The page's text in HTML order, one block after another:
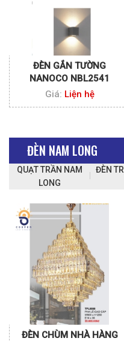
ĐÈN GẮN TƯỜNG
NANOCO NBL2541
Giá: Liện hệ
ĐÈN NAM LONG
QUẠT TRẦN NAM
LONG
ĐÈN
ĐÈN CHÙM NHÀ HÀNG